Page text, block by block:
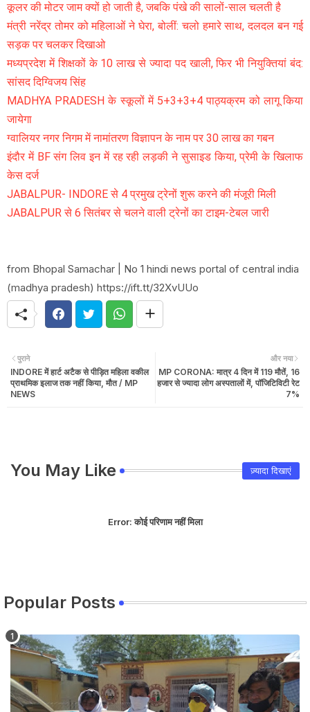
कूलर की मोटर जाम क्यों हो जाती है, जबकि पंखे की सालों-साल चलती है
मंत्री नरेंद्र तोमर को महिलाओं ने घेरा, बोलीं: चलो हमारे साथ, दलदल बन गई
सड़क पर चलकर दिखाओ
मध्यप्रदेश में शिक्षकों के 10 लाख से ज्यादा पद खाली, फिर भी नियुक्तियां बंद:
सांसद दिग्विजय सिंह
MADHYA PRADESH के स्कूलों में 5+3+3+4 पाठ्यक्रम को लागू किया
जायेगा
ग्वालियर नगर निगम में नामांतरण विज्ञापन के नाम पर 30 लाख का गबन
इंदौर में BF संग लिव इन में रह रही लड़की ने सुसाइड किया, प्रेमी के खिलाफ
केस दर्ज
JABALPUR- INDORE से 4 प्रमुख ट्रेनों शुरू करने की मंजूरी मिली
JABALPUR से 6 सितंबर से चलने वाली ट्रेनों का टाइम-टेबल जारी
from Bhopal Samachar | No 1 hindi news portal of central india
(madhya pradesh) https://ift.tt/32XvUUo
और नया
MP CORONA: मात्र 4 दिन में 119 मौतें, 16
हजार से ज्यादा लोग अस्पतालों में, पॉजिटिविटी रेट
7%
पुराने
INDORE में हार्ट अटैक से पीड़ित महिला वकील
प्राथमिक इलाज तक नहीं किया, मौत / MP
NEWS
You May Like ज़्यादा दिखाएं
Error:कोई परिणाम नहीं मिला
Popular Posts